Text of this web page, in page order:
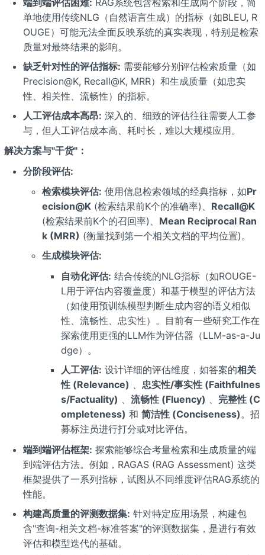
单地使用传统NLG（自然语言生成）的指标（如BLEU, R
OUGE）可能无法全面反映系统的真实表现，特别是检索
质量对最终结果的影响。
缺乏针对性的评估指标: 需要能够分别评估检索质量（如
Precision@K, Recall@K, MRR）和生成质量（如忠实
性、相关性、流畅性）的指标。
人工评估成本高昂: 深入的、细致的评估往往需要人工参
与，但人工评估成本高、耗时长，难以大规模应用。
解决方案与"干货"：
分阶段评估:
检索模块评估: 使用信息检索领域的经典指标，如Pr
ecision@K(检索结果前K个的准确率)、 Recall@K
(检索结果前K个的召回率)、 Mean Reciprocal Ran
k (MRR) (衡量找到第一个相关文档的平均位置)。
生成模块评估:
自动化评估: 结合传统的NLG指标（如ROUGE-
L用于评估内容覆盖度）和基于模型的评估方法
（如使用预训练模型判断生成内容的语义相似
性、流畅性、忠实性）。目前有一些研究工作在
探索使用更强的LLM作为评估器（LLM-as-a-Ju
dge）。
人工评估: 设计详细的评估维度，如答案的相关
性 (Relevance)
忠实性/事实性 (Faithfulnes
s/Factuality)
流畅性 (Fluency)
完整性 (C
ompleteness) 和 简洁性 (Conciseness) 。招
募标注员进行打分或对比评估。
端到端评估框架: 探索能够综合考量检索和生成质量的端
到端评估方法。例如，RAGAS (RAG Assessment) 这类
框架提供了一系列指标，试图从不同维度评估RAG系统的
性能。
构建高质量的评测数据集: 针对特定应用场景，构建包
含"查询-相关文档-标准答案"的评测数据集，是进行有效
评估和模型迭代的基础。